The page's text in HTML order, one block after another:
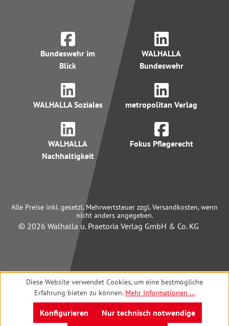
Bundeswehr im
Blick
WALHALLA
Bundeswehr
WALHALLA Soziales metropolitan Verlag
WALHALLA
Nachhaltigkeit
Fokus Pflegerecht
Alle Preise inkl. gesetzl. Mehrwertsteuer zzgl. Versandkosten, wenn
nicht anders angegeben.
© 2026 Walhalla u. Praetoria Verlag GmbH & Co. KG
Diese Website verwendet Cookies, um eine bestmögliche
Erfahrung bieten zu können. Mehr Informationen ...
Nur technisch notwendige
Konfigurieren